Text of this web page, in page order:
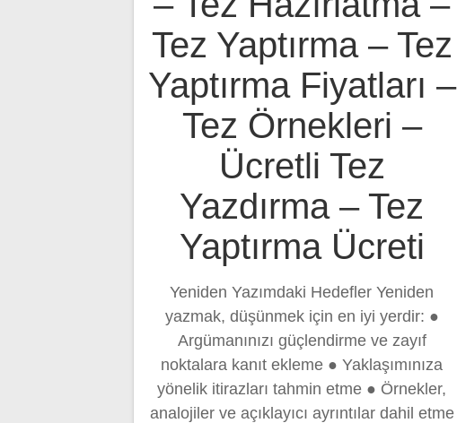
Tez Yaptırma – Tez
Yaptırma Fiyatları –
Tez Örnekleri –
Ücretli Tez
Yazdırma – Tez
Yaptırma Ücreti
Yeniden Yazımdaki Hedefler Yeniden
yazmak, düşünmek için en iyi yerdir: ●
Argümanınızı güçlendirme ve zayıf
noktalara kanıt ekleme ● Yaklaşımınıza
yönelik itirazları tahmin etme ● Örnekler,
analojiler ve açıklayıcı ayrıntılar dahil etme